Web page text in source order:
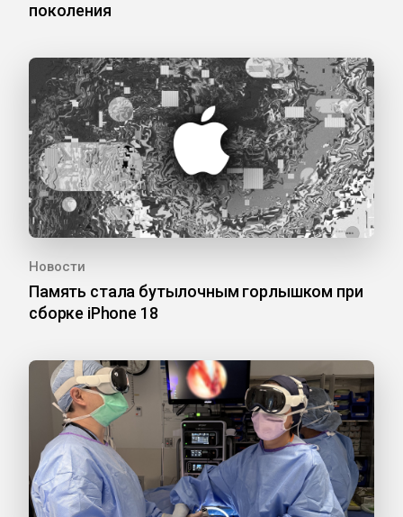
поколения
Новости
Память стала бутылочным горлышком при
сборке iPhone 18